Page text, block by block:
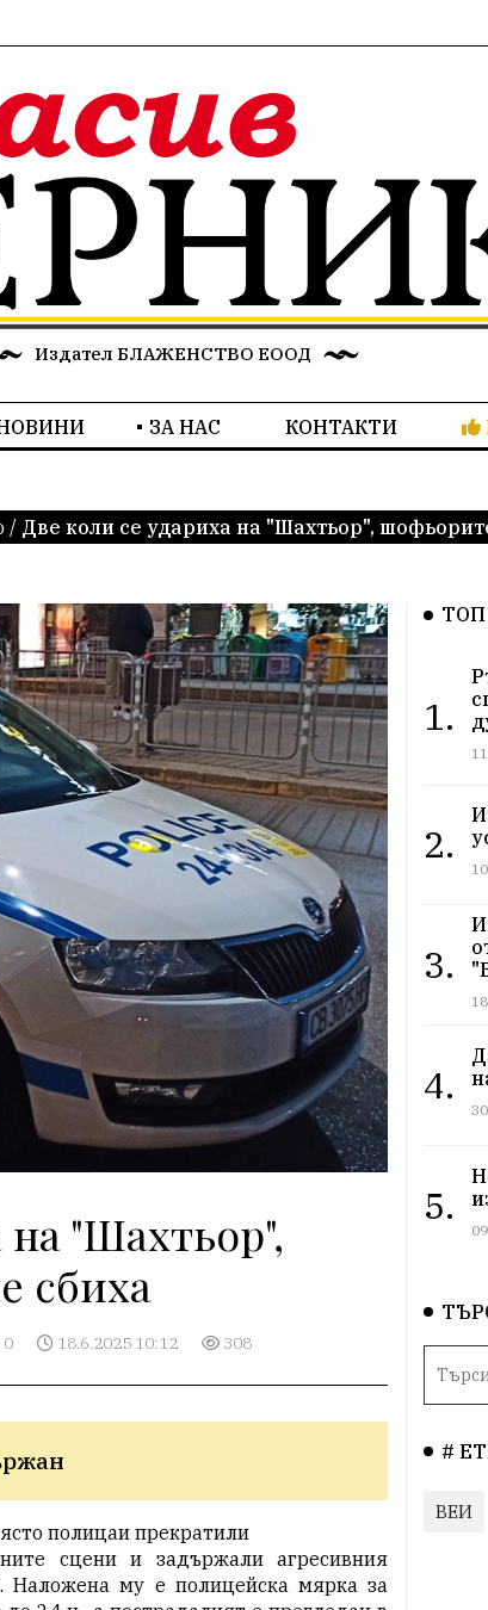
Издател БЛАЖЕНСТВО ЕООД
ЗА НАС КОНТАКТИ
/ Две коли се удариха на "Шахтьор",
на "Шахтьор",
сбиха
0 18.6.2025 10:12 308
полицаи прекратили
сцени и задържали агресивния
Наложена му е полицейска мярка за
ТОП
1.
2.
3.
4.
5.
#
ВЕИ